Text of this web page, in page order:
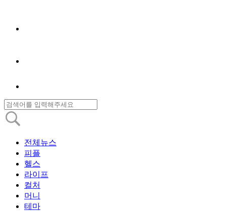
전체뉴스
피플
헬스
라이프
컬처
머니
테마